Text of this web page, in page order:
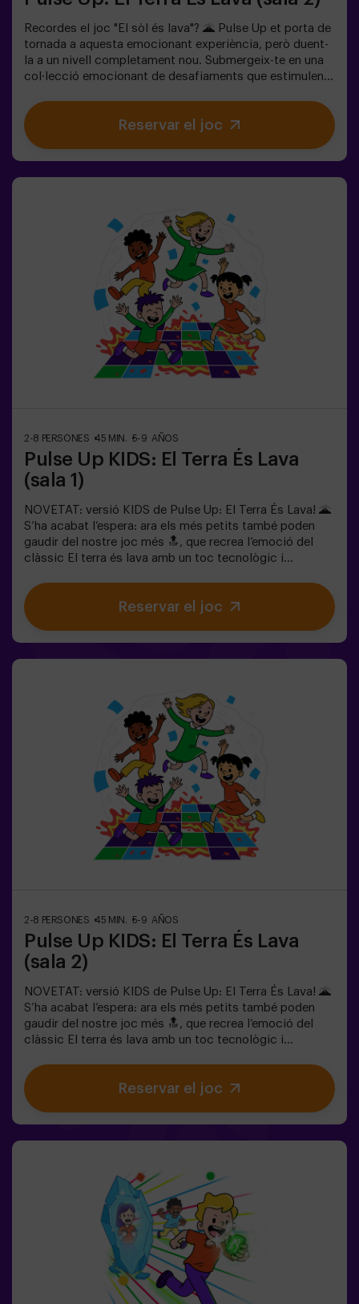
Recordes el joc "El sòl és lava"? 🌋 Pulse Up et porta de
tornada a aquesta emocionant experiència, però duent-
la a un nivell completament nou. Submergeix-te en una
col·lecció emocionant de desafiaments que estimulen
dificultat per adaptar-se a tots els nivells d’habilitat.40
jocs únics que mantenen l’emoció i la diversió.2 sales
disponibles, inclòs el mode combat per a fins a 12
Up t'ofereix una experiència única que combina activitat
física i tecnologia, on la col·laboració és clau. 🏆I el
millor de tot? Som els primers a portar aquesta
experiència innovadora a Espanya. 🙌 Sent l'adrenalina i
porta la teva diversió a un nou nivell amb Pulse Up avui
mateix.Pulse Up: El Suelo es Lava - Mode Combat (per a
grups de 6 a 12 persones)La competició està a punt de
començar amb Pulse Up: El Suelo es Lava - Mode
Combat! 🔥 Divideix el teu grup de 6 a 12 persones en 2
equips, cadascun competint per aconseguir el major
nombre de punts.✅ Ideal per a plans amb amics |
adult, que comptarà com a jugador.
Reservar el joc
2-8 PERSONES 45 MIN. 5-9 AÑOS
Pulse Up KIDS: El Terra És Lava
(sala 1)
NOVETAT: versió KIDS de Pulse Up: El Terra És Lava! 🌋
S’ha acabat l’espera: ara els més petits també poden
gaudir del nostre joc més 🔝, que recrea l’emoció del
clàssic El terra és lava amb un toc tecnològic i
estimulen el cos i la ment🎉 Ideal per a festes infantils i
aniversaris plens d’emoció🎁 Records inoblidables i
sorpreses per a tots els participants👧👦 Per a nens i
puguin descansar, hidratar-se i recuperar energies abans
de continuar la diversió.Els infants hauran de
col·laborar, pensar ràpid i moure’s encara més ràpid per
superar tots els reptes. Veuran el seu progrés en temps
real a la pantalla i celebraran cada victòria com un
autèntic èxit! 🏆Una experiència activa, segura i original
per a festes d’aniversari, sortides en família o
simplement per descarregar energia de la manera més
divertida.✅ Ideal per a nens | famílies | festes
infantilsImportant: els infants han d’anar acompanyats
d’un adult, que també compta com a jugador.
Reservar el joc
2-8 PERSONES 45 MIN. 5-9 AÑOS
Pulse Up KIDS: El Terra És Lava
(sala 2)
NOVETAT: versió KIDS de Pulse Up: El Terra És Lava! 🌋
S’ha acabat l’espera: ara els més petits també poden
gaudir del nostre joc més 🔝, que recrea l’emoció del
clàssic El terra és lava amb un toc tecnològic i
estimulen el cos i la ment🎉 Ideal per a festes infantils i
aniversaris plens d’emoció🎁 Records inoblidables i
sorpreses per a tots els participants👧👦 Per a nens i
puguin descansar, hidratar-se i recuperar energies abans
de continuar la diversió.Els infants hauran de
col·laborar, pensar ràpid i moure’s encara més ràpid per
superar tots els reptes. Veuran el seu progrés en temps
real a la pantalla i celebraran cada victòria com un
autèntic èxit! 🏆Una experiència activa, segura i
original per a festes d’aniversari, sortides en família o
simplement per descarregar energia de la manera més
Reservar el joc